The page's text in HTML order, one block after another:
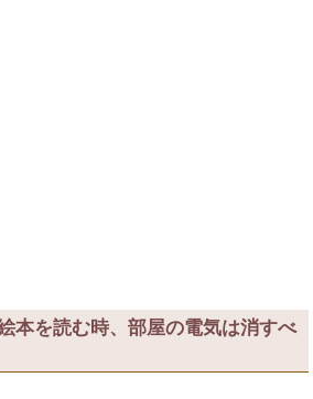
本を読む時、部屋の電気は消すべ